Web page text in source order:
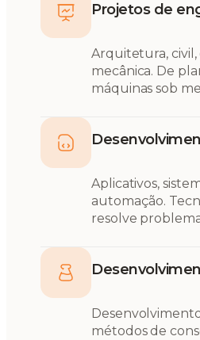
Projetos de
Arquitetura, civil,
mecânica. De
máquinas sob
Aplicativos,
automação.
resolve
métodos de